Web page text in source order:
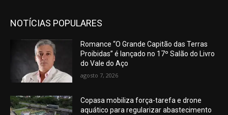
NOTÍCIAS POPULARES
Romance “O Grande Capitão das Terras
Proibidas” é lançado no 17º Salão do Livro
do Vale do Aço
agosto 7, 2026
Copasa mobiliza força-tarefa e drone
aquático para regularizar abastecimento